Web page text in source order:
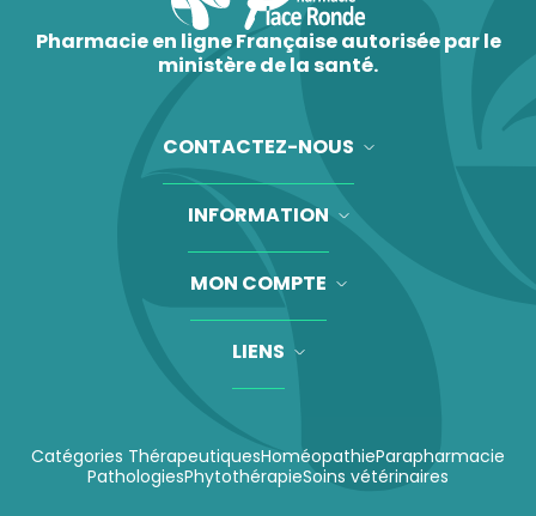
Pharmacie en ligne Française autorisée par le
ministère de la santé.
CONTACTEZ-NOUS
INFORMATION
MON COMPTE
LIENS
Catégories ThérapeutiquesHoméopathieParapharmacie
PathologiesPhytothérapieSoins vétérinaires